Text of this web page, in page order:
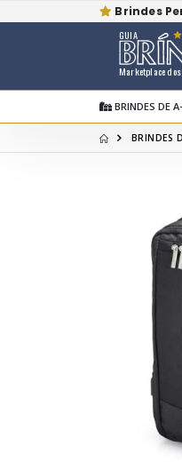
Brindes
Marketplace
GUIA
BRINDES DE
BRINDES